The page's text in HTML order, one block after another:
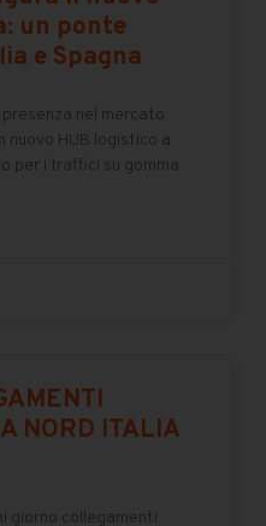
un ponte
e Spagna
nel mercato
nuovo HUB logistico a
per i traffici su gomma
NORD ITALIA
giorno collegamenti